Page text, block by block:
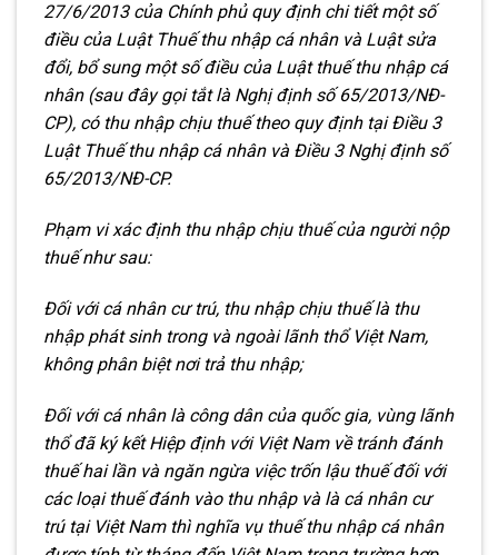
27/6/2013 của Chính phủ quy định chi tiết một số
điều của Luật Thuế thu nhập cá nhân và Luật sửa
đổi, bổ sung một số điều của Luật thuế thu nhập cá
nhân (sau đây gọi tắt là Nghị định số 65/2013/NĐ-
CP), có thu nhập chịu thuế theo quy định tại Điều 3
Luật Thuế thu nhập cá nhân và Điều 3 Nghị định số
65/2013/NĐ-CP.
Phạm vi xác định thu nhập chịu thuế của người nộp
thuế như sau:
Đối với cá nhân cư trú, thu nhập chịu thuế là thu
nhập phát sinh trong và ngoài lãnh thổ Việt Nam,
không phân biệt nơi trả thu nhập;
Đối với cá nhân là công dân của quốc gia, vùng lãnh
thổ đã ký kết Hiệp định với Việt Nam về tránh đánh
thuế hai lần và ngăn ngừa việc trốn lậu thuế đối với
các loại thuế đánh vào thu nhập và là cá nhân cư
trú tại Việt Nam thì nghĩa vụ thuế thu nhập cá nhân